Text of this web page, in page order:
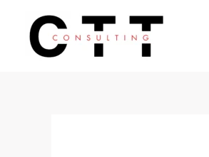
content